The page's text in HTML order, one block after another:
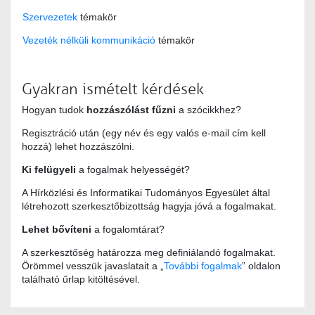
Szervezetek témakör
Vezeték nélküli kommunikáció témakör
Gyakran ismételt kérdések
Hogyan tudok hozzászólást fűzni a szócikkhez?
Regisztráció után (egy név és egy valós e-mail cím kell
hozzá) lehet hozzászólni.
Ki felügyeli a fogalmak helyességét?
A Hírközlési és Informatikai Tudományos Egyesület által
létrehozott szerkesztőbizottság hagyja jóvá a fogalmakat.
Lehet bővíteni a fogalomtárat?
A szerkesztőség határozza meg definiálandó fogalmakat.
Örömmel vesszük javaslatait a „ További fogalmak” oldalon
található űrlap kitöltésével.